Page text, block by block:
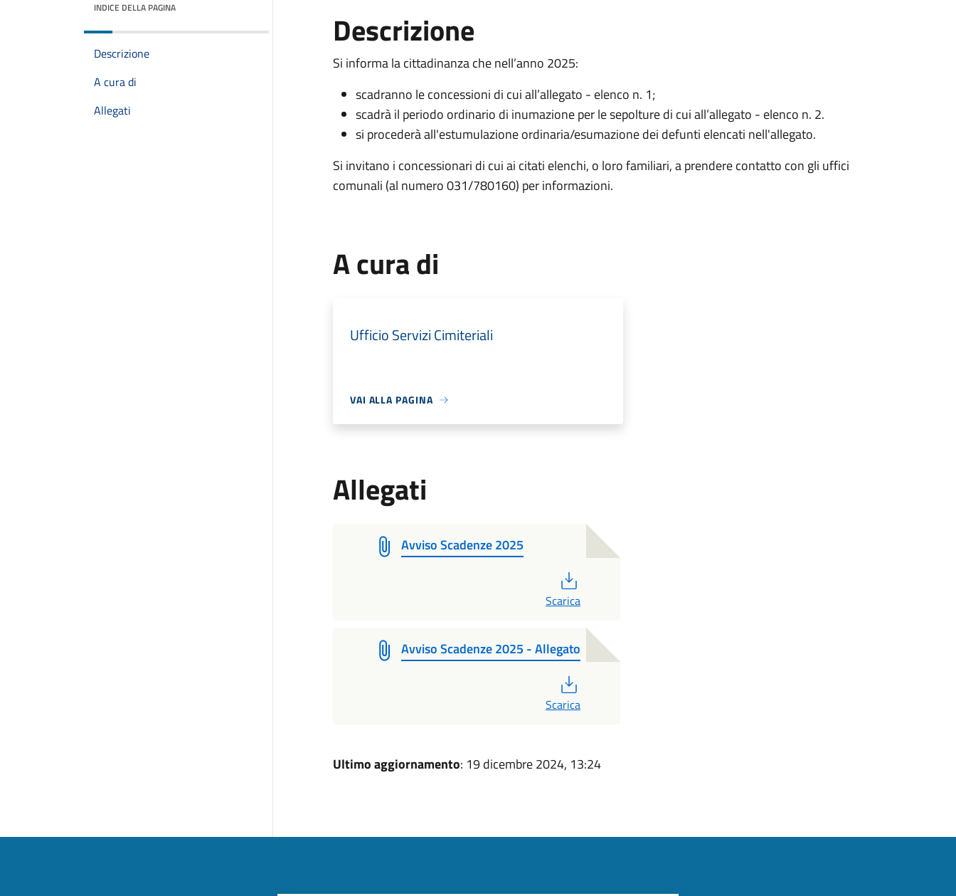
INDICE DELLA PAGINA
Descrizione
A cura di
Allegati
Descrizione
Si informa la cittadinanza che nell’anno 2025:
scadranno le concessioni di cui all’allegato - elenco n. 1;
scadrà il periodo ordinario di inumazione per le sepolture di cui all’allegato - elenco n. 2.
si procederà all'estumulazione ordinaria/esumazione dei defunti elencati nell'allegato.
Si invitano i concessionari di cui ai citati elenchi, o loro familiari, a prendere contatto con gli uffici
comunali (al numero 031/780160) per informazioni.
A cura di
Ufficio Servizi Cimiteriali
VAI ALLA PAGINA
Allegati
Avviso Scadenze 2025
Scarica
Avviso Scadenze 2025 - Allegato
Scarica
Ultimo aggiornamento: 19 dicembre 2024, 13:24